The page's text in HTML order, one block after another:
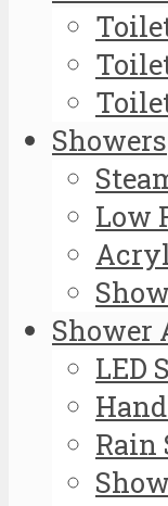
Showers
Low
Shower
LED
Rain